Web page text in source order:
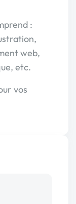
:
web,
etc.
vos